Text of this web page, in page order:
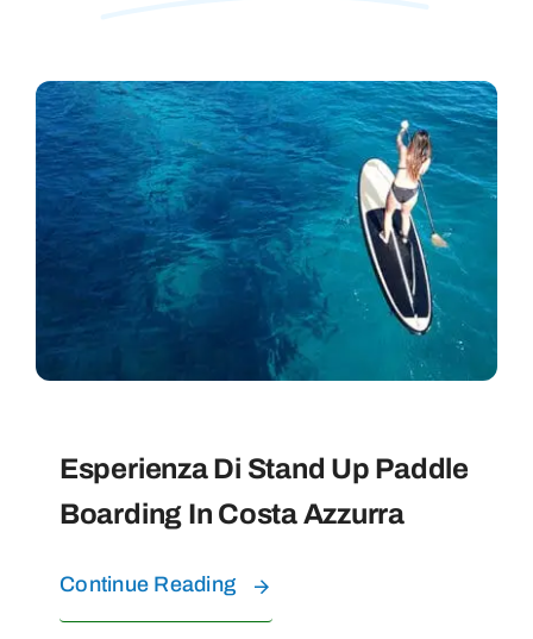
TOUR ENOGASTRONOMICI
TOUR PRIVATI
ESPERIENZE IN ACQUA
FAQ
CONTATTI
PRENOTA I TUOI TOUR
Esperienza Di Stand Up Paddle
Boarding In Costa Azzurra
Continue Reading